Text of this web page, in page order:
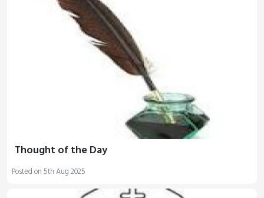
Thought of the Day
Posted on 5th Aug 2025